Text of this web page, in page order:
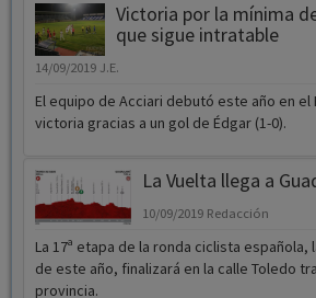
Victoria por la mínima
que sigue intratable
14/09/2019 J.E.
El equipo de Acciari debutó este año en el
victoria gracias a un gol de Édgar (1-0).
La Vuelta llega a
10/09/2019 Redacción
La 17ª etapa de la ronda ciclista española,
de este año, finalizará en la calle Toledo
provincia.